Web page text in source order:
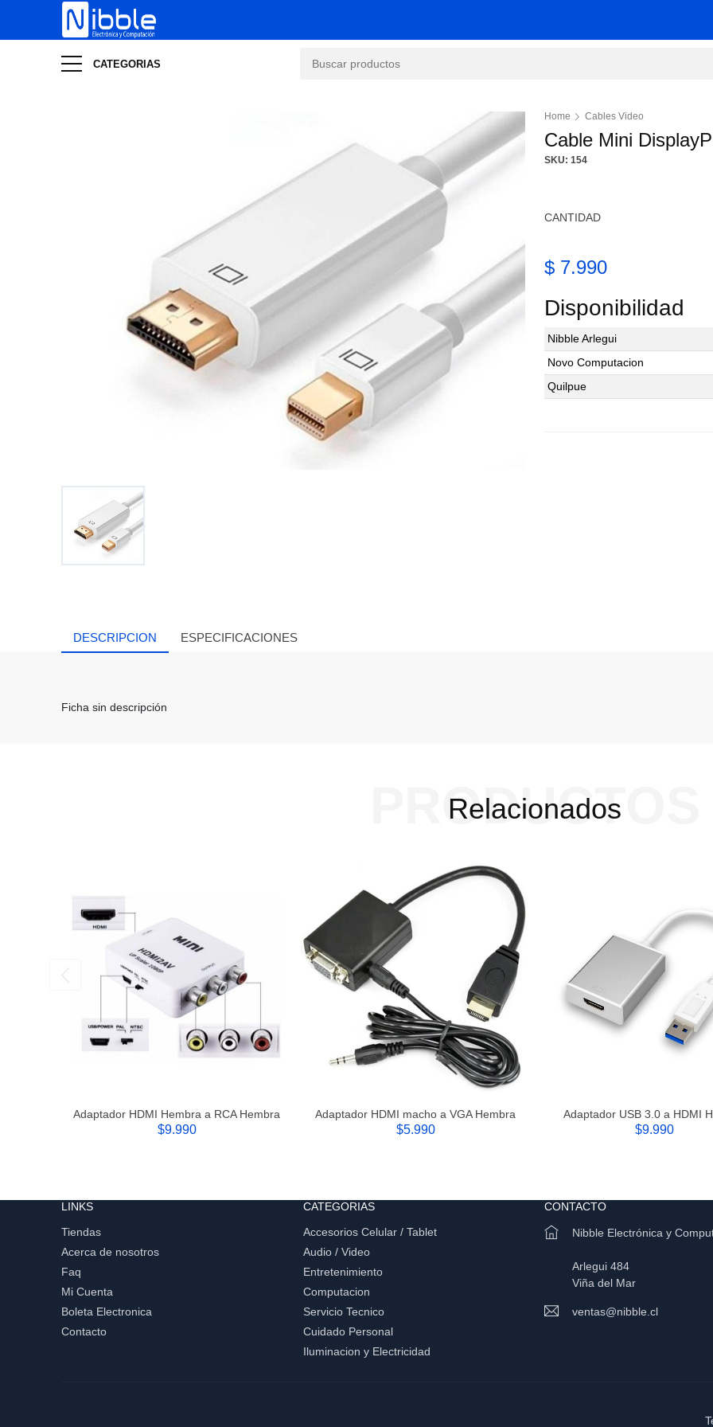
CATEGORIAS
Home Cables Video
Cable Mini
SKU: 154
CANTIDAD
$ 7.990
Disponibilidad
Nibble Arlegui
Novo Computacion
Quilpue
DESCRIPCION ESPECIFICACIONES
Ficha sin descripción
Relacionados
PRODUCTOS
Adaptador HDMI Hembra a RCA Hembra
$9.990
Adaptador HDMI macho a VGA Hembra
$5.990
Adaptador USB 3.0 a HDMI
$9.990
LINKS
Tiendas
Acerca de nosotros
Faq
Mi Cuenta
Boleta Electronica
Contacto
CATEGORIAS
Accesorios Celular / Tablet
Audio / Video
Entretenimiento
Computacion
Servicio Tecnico
Cuidado Personal
Iluminacion y Electricidad
CONTACTO
Nibble Electrónica y
Arlegui 484
Viña del Mar
ventas@nibble.cl